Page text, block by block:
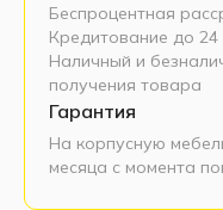
Беспроцентная
Кредитование до 24
Наличный и
получения товара
Гарантия
На корпусную
месяца с момента